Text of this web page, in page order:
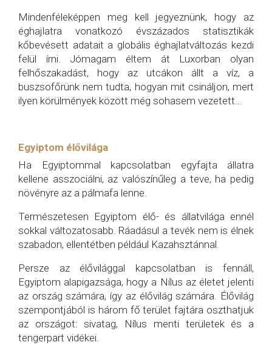
Mindenféleképpen meg kell jegyeznünk, hogy az
éghajlatra vonatkozó évszázados statisztikák
kőbevésett adatait a globális éghajlatváltozás kezdi
felül írni. Jómagam éltem át Luxorban olyan
felhőszakadást, hogy az utcákon állt a víz, a
buszsofőrünk nem tudta, hogyan mit csináljon, mert
ilyen körülmények között még sohasem vezetett…
Egyiptom élővilága
Ha Egyiptommal kapcsolatban egyfajta állatra
kellene asszociálni, az valószínűleg a teve, ha pedig
növényre az a pálmafa lenne.
Természetesen Egyiptom élő- és állatvilága ennél
sokkal változatosabb. Ráadásul a tevék nem is élnek
szabadon, ellentétben például Kazahsztánnal.
Persze az élővilággal kapcsolatban is fennáll,
Egyiptom alapigazsága, hogy a Nílus az életet jelenti
az ország számára, így az élővilág számára. Élővilág
szempontjából is három fő terület fajtára oszthatjuk
az országot: sivatag, Nílus menti területek és a
tengerpart vidékei.